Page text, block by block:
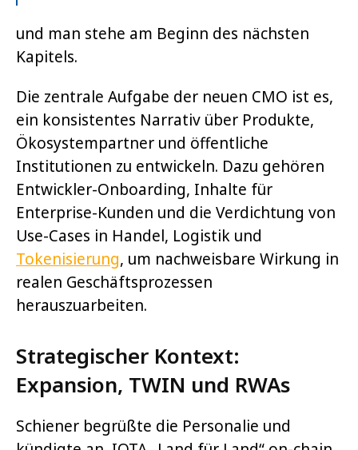
und man stehe am Beginn des nächsten
Kapitels.
Die zentrale Aufgabe der neuen CMO ist es,
ein konsistentes Narrativ über Produkte,
Ökosystempartner und öffentliche
Institutionen zu entwickeln. Dazu gehören
Entwickler-Onboarding, Inhalte für
Enterprise-Kunden und die Verdichtung von
Use-Cases in Handel, Logistik und
Tokenisierung, um nachweisbare Wirkung in
realen Geschäftsprozessen
herauszuarbeiten.
Strategischer Kontext:
Expansion, TWIN und RWAs
Schiener begrüßte die Personalie und